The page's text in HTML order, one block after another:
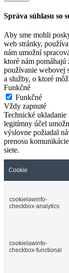
Správa súhlasu so
Aby sme mohli
web stránky,
nám umožní
ktoré nám
používanie webovej
a služby, o ktoré
Funkčné
Funkčné
Vždy zapnuté
Technické
legitímny účel
výslovne požiadal
prenosu
siete.
Cookie
cookielawinfo-
checkbox-analytics
cookielawinfo-
checkbox-functional